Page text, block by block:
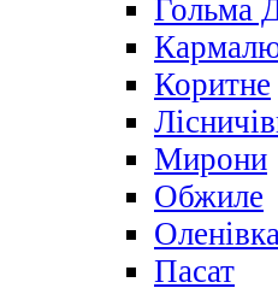
Гольма
Коритне
Мирони
Обжиле
Пасат